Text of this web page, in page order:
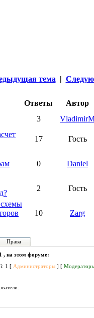
тема |
Ответы
Автор
3
17
Гость
0 Daniel
2
Гость
10 Zarg
Права
, на этом форуме:
1 [ Администраторы ] [